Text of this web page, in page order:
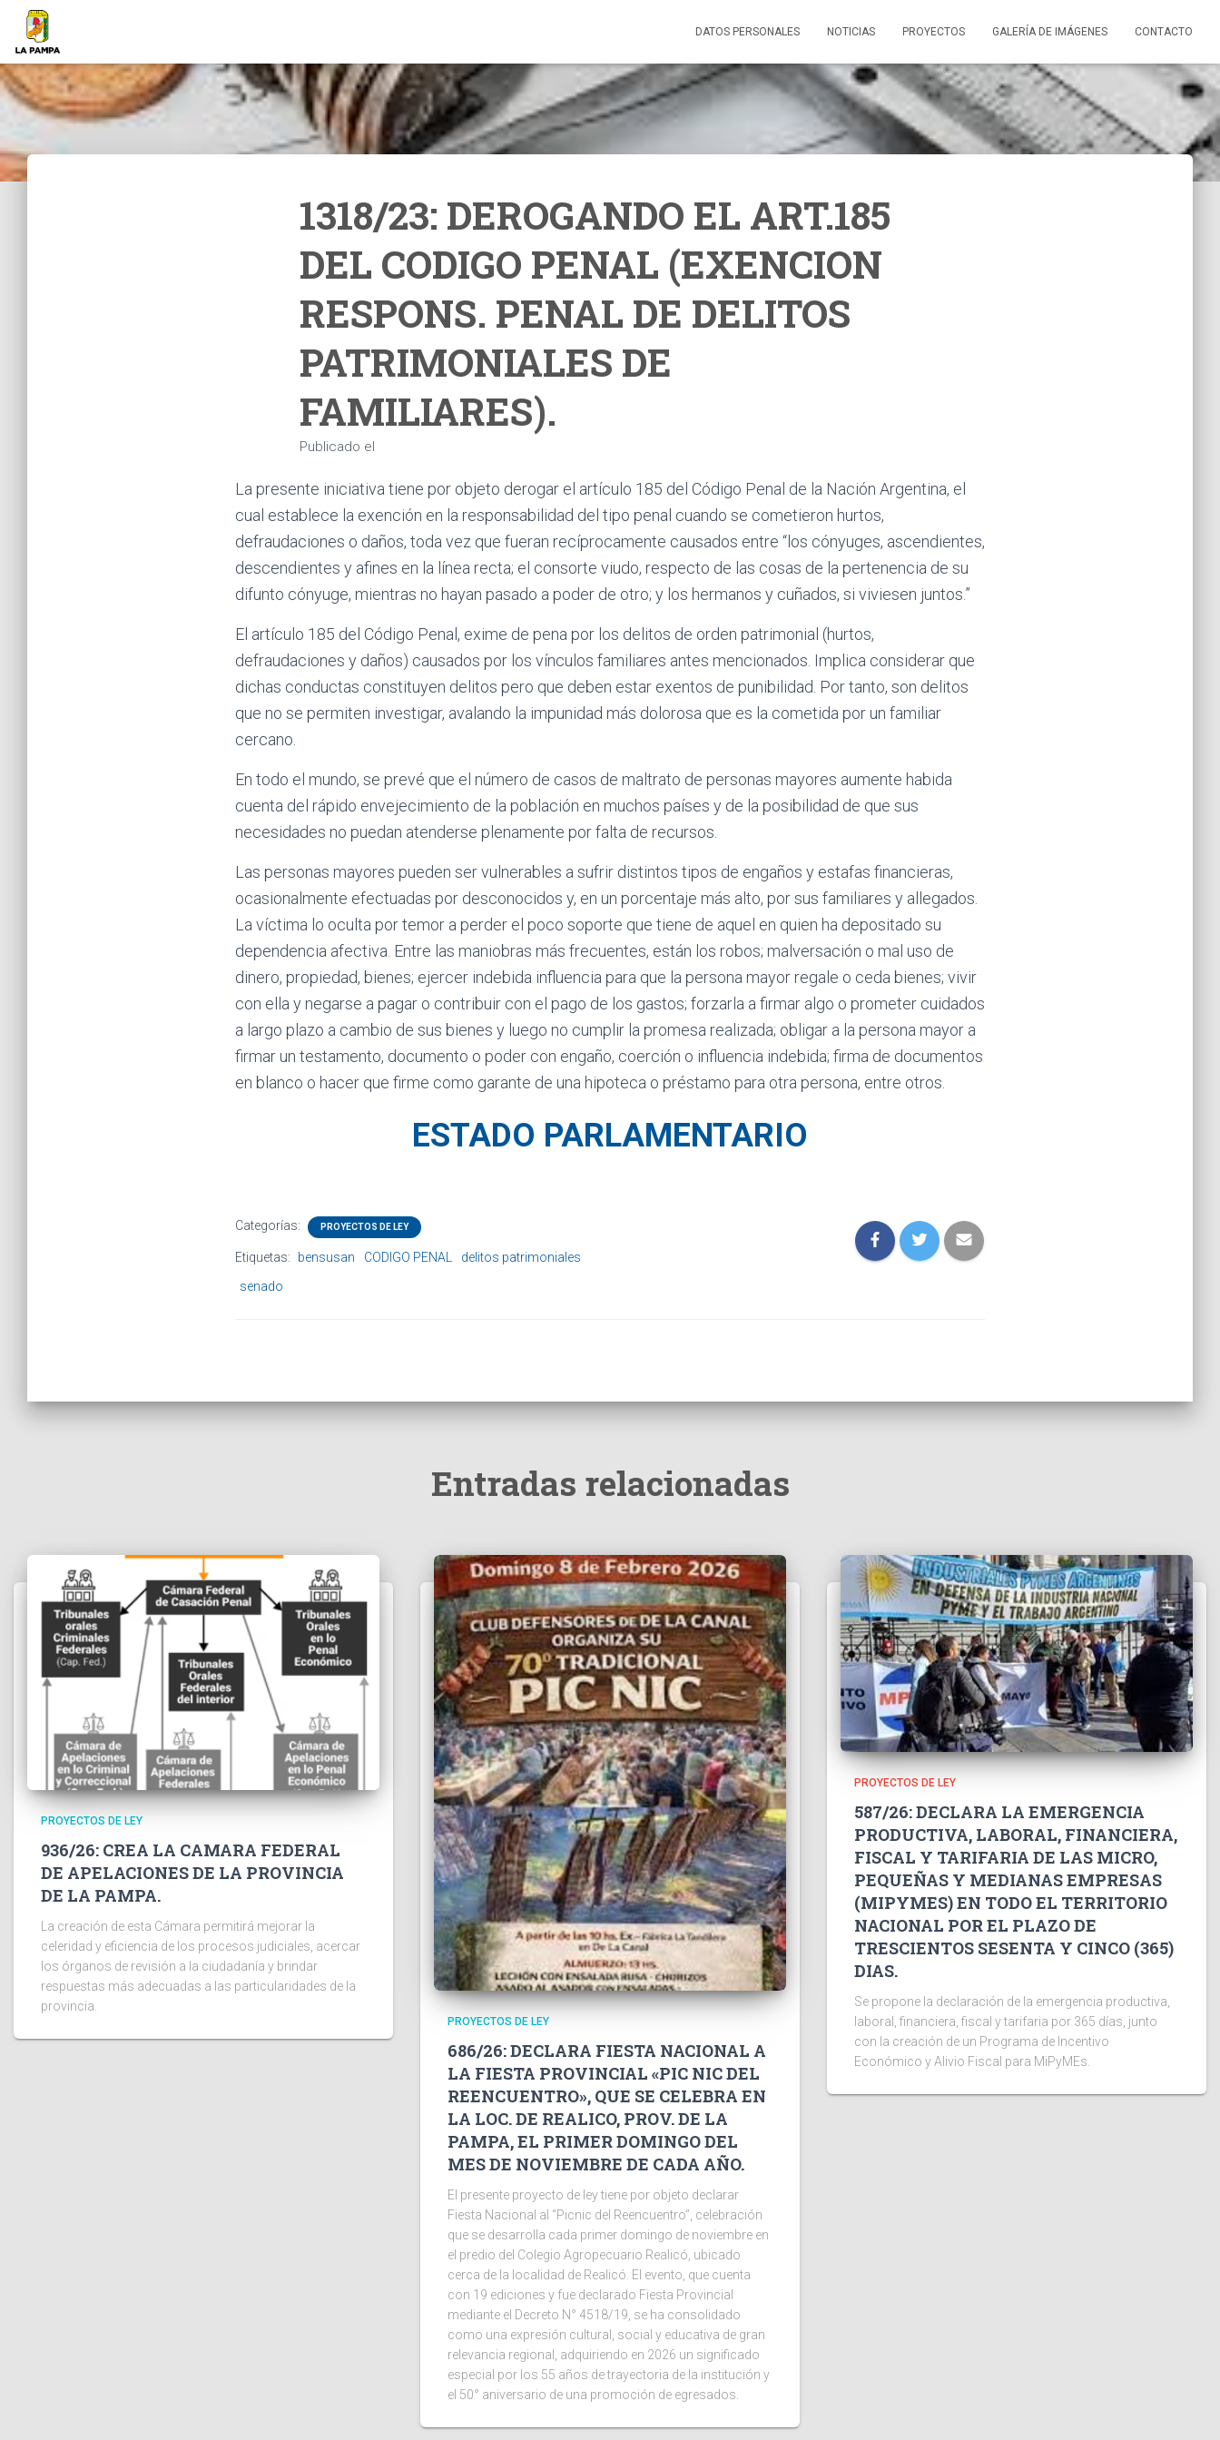
DATOS PERSONALES NOTICIAS PROYECTOS GALERÍA DE IMÁGENES CONTACTO
1318/23: DEROGANDO EL ART.185
DEL CODIGO PENAL (EXENCION
RESPONS. PENAL DE DELITOS
PATRIMONIALES DE
FAMILIARES).
Publicado el
La presente iniciativa tiene por objeto derogar el artículo 185 del Código Penal de la Nación Argentina, el
cual establece la exención en la responsabilidad del tipo penal cuando se cometieron hurtos,
defraudaciones o daños, toda vez que fueran recíprocamente causados entre “los cónyuges, ascendientes,
descendientes y afines en la línea recta; el consorte viudo, respecto de las cosas de la pertenencia de su
difunto cónyuge, mientras no hayan pasado a poder de otro; y los hermanos y cuñados, si viviesen juntos.”
El artículo 185 del Código Penal, exime de pena por los delitos de orden patrimonial (hurtos,
defraudaciones y daños) causados por los vínculos familiares antes mencionados. Implica considerar que
dichas conductas constituyen delitos pero que deben estar exentos de punibilidad. Por tanto, son delitos
que no se permiten investigar, avalando la impunidad más dolorosa que es la cometida por un familiar
cercano.
En todo el mundo, se prevé que el número de casos de maltrato de personas mayores aumente habida
cuenta del rápido envejecimiento de la población en muchos países y de la posibilidad de que sus
necesidades no puedan atenderse plenamente por falta de recursos.
Las personas mayores pueden ser vulnerables a sufrir distintos tipos de engaños y estafas financieras,
ocasionalmente efectuadas por desconocidos y, en un porcentaje más alto, por sus familiares y allegados.
La víctima lo oculta por temor a perder el poco soporte que tiene de aquel en quien ha depositado su
dependencia afectiva. Entre las maniobras más frecuentes, están los robos; malversación o mal uso de
dinero, propiedad, bienes; ejercer indebida influencia para que la persona mayor regale o ceda bienes; vivir
con ella y negarse a pagar o contribuir con el pago de los gastos; forzarla a firmar algo o prometer cuidados
a largo plazo a cambio de sus bienes y luego no cumplir la promesa realizada; obligar a la persona mayor a
firmar un testamento, documento o poder con engaño, coerción o influencia indebida; firma de documentos
en blanco o hacer que firme como garante de una hipoteca o préstamo para otra persona, entre otros.
ESTADO PARLAMENTARIO
Categorías: PROYECTOS DE LEY
Etiquetas: bensusan CODIGO PENAL
delitos patrimoniales
senado
Entradas relacionadas
PROYECTOS DE LEY
936/26: CREA LA CAMARA FEDERAL
DE APELACIONES DE LA PROVINCIA
DE LA PAMPA.
La creación de esta Cámara permitirá mejorar la
celeridad y eficiencia de los procesos judiciales, acercar
los órganos de revisión a la ciudadanía y brindar
respuestas más adecuadas a las particularidades de la
provincia.
PROYECTOS DE LEY
686/26: DECLARA FIESTA NACIONAL A
LA FIESTA PROVINCIAL «PIC NIC DEL
REENCUENTRO», QUE SE CELEBRA EN
LA LOC. DE REALICO, PROV. DE LA
PAMPA, EL PRIMER DOMINGO DEL
MES DE NOVIEMBRE DE CADA AÑO.
El presente proyecto de ley tiene por objeto declarar
Fiesta Nacional al “Picnic del Reencuentro”, celebración
que se desarrolla cada primer domingo de noviembre en
el predio del Colegio Agropecuario Realicó, ubicado
cerca de la localidad de Realicó. El evento, que cuenta
con 19 ediciones y fue declarado Fiesta Provincial
mediante el Decreto N° 4518/19, se ha consolidado
como una expresión cultural, social y educativa de gran
relevancia regional, adquiriendo en 2026 un significado
especial por los 55 años de trayectoria de la institución y
el 50° aniversario de una promoción de egresados.
PROYECTOS DE LEY
587/26: DECLARA LA EMERGENCIA
PRODUCTIVA, LABORAL, FINANCIERA,
FISCAL Y TARIFARIA DE LAS MICRO,
PEQUEÑAS Y MEDIANAS EMPRESAS
(MIPYMES) EN TODO EL TERRITORIO
NACIONAL POR EL PLAZO DE
TRESCIENTOS SESENTA Y CINCO (365)
DIAS.
Se propone la declaración de la emergencia productiva,
laboral, financiera, fiscal y tarifaria por 365 días, junto
con la creación de un Programa de Incentivo
Económico y Alivio Fiscal para MiPyMEs.